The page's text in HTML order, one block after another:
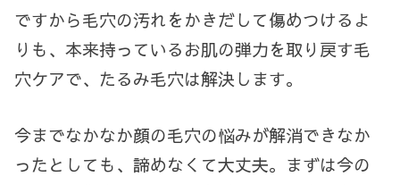
ですから毛穴の汚れをかきだして傷めつけるよ
りも、本来持っているお肌の弾力を取り戻す毛
穴ケアで、たるみ毛穴は解決します。
今までなかなか顔の毛穴の悩みが解消できなか
ったとしても、諦めなくて大丈夫。まずは今の